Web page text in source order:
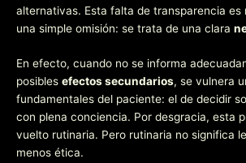
alternativas. Esta falta de transparencia es
una simple omisión: se trata de una clara
En efecto, cuando no se informa
posibles efectos secundarios, se vulnera
fundamentales del paciente: el de decidir
con plena conciencia. Por desgracia, esta
vuelto rutinaria. Pero rutinaria no significa
menos ética.